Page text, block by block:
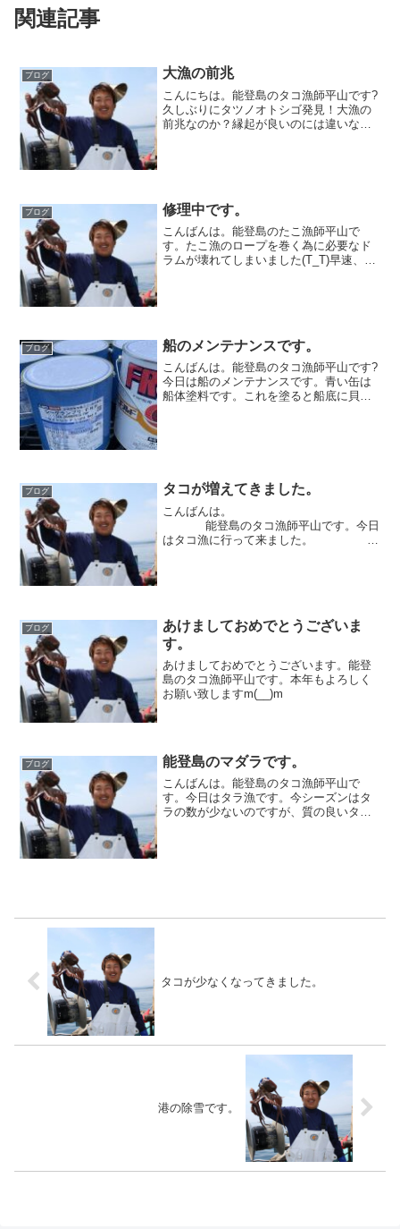
関連記事
ブログ 大漁の前兆
こんにちは。能登島のタコ漁師平山です?
久しぶりにタツノオトシゴ発見！大漁の
前兆なのか？縁起が良いのには違いな
ブログ 修理中です。
こんばんは。能登島のたこ漁師平山で
す。たこ漁のロープを巻く為に必要なド
ラムが壊れてしまいました(T_T)早速、仲
ブログ 船のメンテナンスです。
こんばんは。能登島のタコ漁師平山です?
今日は船のメンテナンスです。青い缶は
船体塗料です。これを塗ると船底に貝や
ブログ タコが増えてきました。
こんばんは。
能登島のタコ漁師平山です。今日
はタコ漁に行って来ました。
ブログ
あけましておめでとうございま
す。
あけましておめでとうございます。能登
島のタコ漁師平山です。本年もよろしく
お願い致しますm(__)m
ブログ 能登島のマダラです。
こんばんは。能登島のタコ漁師平山で
す。今日はタラ漁です。今シーズンはタ
ラの数が少ないのですが、質の良いタラ
タコが少なくなってきました。
港の除雪です。